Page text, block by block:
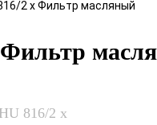
816/2 x Фильтр масляный
816/2 x